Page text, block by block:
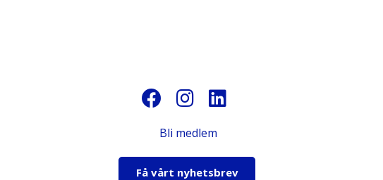
Bli medlem
Få vårt nyhetsbrev